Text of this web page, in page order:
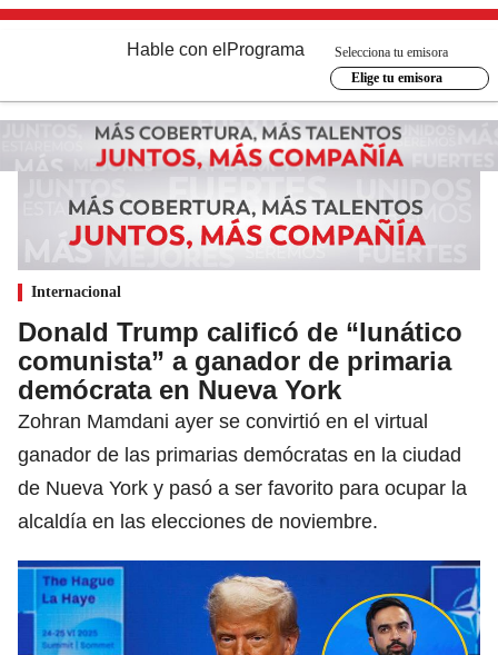
Hable con el Programa
Selecciona tu emisora
Elige tu emisora
Internacional
Donald Trump calificó de “lunático
comunista” a ganador de primaria
demócrata en Nueva York
Zohran Mamdani ayer se convirtió en el virtual
ganador de las primarias demócratas en la ciudad
de Nueva York y pasó a ser favorito para ocupar la
alcaldía en las elecciones de noviembre.